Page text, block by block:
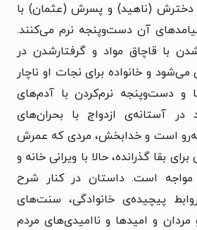
(ناهید) و پسرش (عثمان) با
آن دست‌وپنجه نرم می‌کنند.
با قاچاق مواد و گرفتارشدن در
می‌شود و خانواده برای نجات او ناچار
و دست‌وپنجه نرم‌کردن با آدم‌های
آستانه‌ی ازدواج با بحران‌های
است و خدابخش، مردی که عمرش
بقا گذرانده، حالا با ویرانی خانه و
مواجه است. داستان در کنار شرح
پیچیده‌ی خانوادگی، سنت‌های
مردان و امیدها و ناامیدی‌های مردم